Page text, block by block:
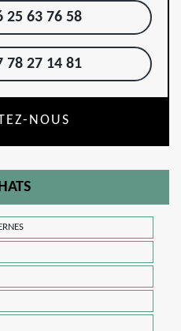
25 63 76 58
78 27 14 81
NOUS